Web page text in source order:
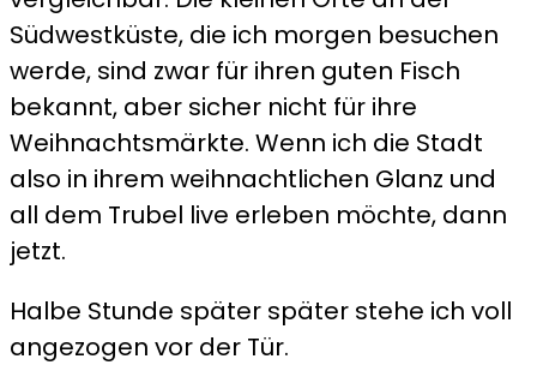
Südwestküste, die ich morgen besuchen
werde, sind zwar für ihren guten Fisch
bekannt, aber sicher nicht für ihre
Weihnachtsmärkte. Wenn ich die Stadt
also in ihrem weihnachtlichen Glanz und
all dem Trubel live erleben möchte, dann
jetzt.
Halbe Stunde später später stehe ich voll
angezogen vor der Tür.